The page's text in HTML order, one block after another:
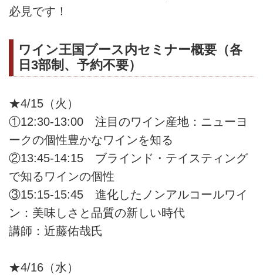
必見です！
ワイン王国ブース内セミナー概要（各
日3部制、予約不要）
★4/15（火）
①12:30-13:00 注目のワイン産地：ニューヨ
ークの個性豊かなワインを知る
②13:45-14:15 ブラインド・テイスティング
で知るワインの個性
③15:15-15:45 進化したノンアルコールワイ
ン：美味しさと品質の新しい時代
講師：近藤佑哉氏
★4/16（水）